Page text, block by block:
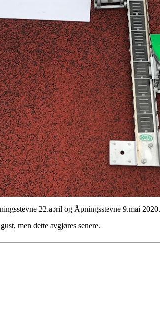
22.april og Åpningsstevne 9.mai 2020.
men dette avgjøres senere.